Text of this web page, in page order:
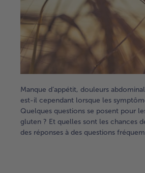
Manque d’appétit, douleurs
est-il cependant lorsque les
Quelques questions se posent pour
gluten ? Et quelles sont les chances
des réponses à des questions